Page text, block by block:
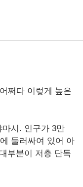
쩌다 이렇게 높은
시. 인구가 3만
둘러싸여 있어 아
부분이 저층 단독